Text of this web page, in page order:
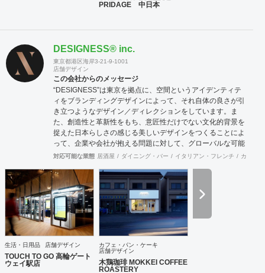
が可能でございます。どうぞご相談ください。
PRIDAGE 中日本
DESIGNESS®︎ inc.
東京都港区海岸3-21-9-1001
店舗デザイン
この会社からのメッセージ
“DESIGNESS”は東京を拠点に、空間というアイデンティテ
ィをブランディングデザインによって、それ自体の良さが引
き立つようなデザイン／ディレクションをしています。ま
た、創造性と革新性をもち、意匠性だけでない文化的背景を
捉えた日本らしさの感じる美しいデザインをつくることによ
って、企業や会社が抱える問題に対して、グローバルな可能
性を秘めた解決策を導き出します。そして、常に世界を意識
空間デザイン：店舗、施設、住宅、展示など 空間体験を通じ
て、人と場所との心地の良い関係性をつくります。 プロダク
トデザイン：家具、道具、生活雑貨、乗り物など 立体化され
たデザインを体感することで、愛着という無形の財産を築き
ます。 グラフィックデザイン：VI、ロゴ、パッケージ、ブッ
ク、広告、サイン計画など 視覚体験を可能にすることによっ
ザイン：Web、映像、インタラクティブサイン、デジタルサ
イネージなど コミュニケーションのデジタル化することで、
生活の多様性を図ります。 アートディレクション：広告、装
対応可能な業態 居酒屋 ダイニング・バー イタリアン・フレンチ カフェ
生活・日用品 店舗デザイン
TOUCH TO GO 高輪ゲート
ウェイ駅店
カフェ・パン・ケーキ
店舗デザイン
木鶏珈琲 MOKKEI COFFEE
ROASTERY